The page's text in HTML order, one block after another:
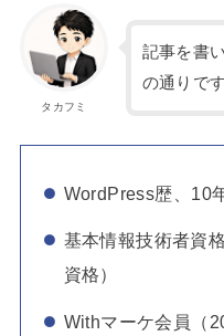
タカフミ
記事を書
の通りです
WordPress歴、10
基本情報技術者資
資格）
Withマーケ会員（